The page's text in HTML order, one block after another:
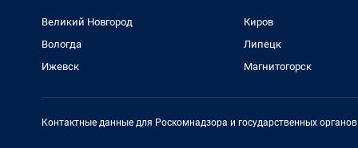
Великий Новгород
Вологда
Ижевск
Киров
Липецк
Магнитогорск
Контактные данные для Роскомнадзора и государственных органов